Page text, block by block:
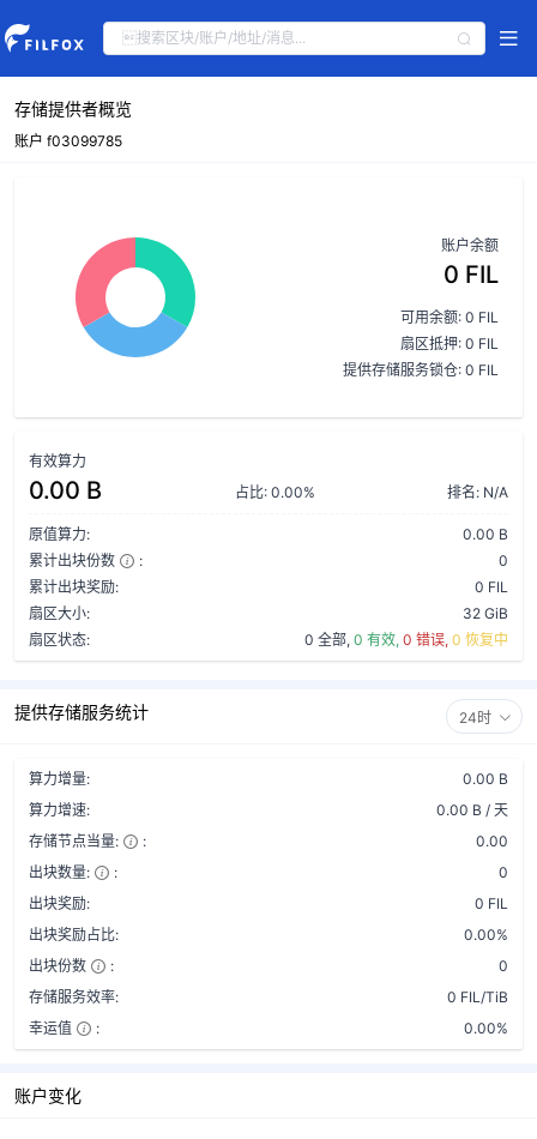
存储提供者概览
账户 f03099785
账户余额
0 FIL
可用余额: 0 FIL
扇区抵押: 0 FIL
提供存储服务锁仓: 0 FIL
有效算力
0.00 B 占比: 0.00% 排名: N/A
原值算力:
0.00 B
累计出块份数
:
0
累计出块奖励:
0 FIL
扇区大小:
32 GiB
扇区状态:
0 全部, 0 有效, 0 错误, 0 恢复中
提供存储服务统计 24时
算力增量:
0.00 B
算力增速:
0.00 B / 天
存储节点当量:
:
0.00
出块数量:
:
0
出块奖励:
0 FIL
出块奖励占比:
0.00%
出块份数
:
0
存储服务效率:
0 FIL/TiB
幸运值
: 0.00%
账户变化